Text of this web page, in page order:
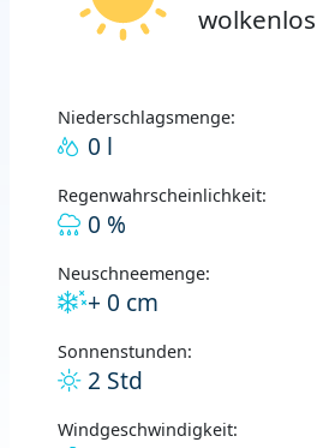
wolkenlos
Niederschlagsmenge:
0 l
Regenwahrscheinlichkeit:
0 %
Neuschneemenge:
+ 0 cm
Sonnenstunden:
2 Std
Windgeschwindigkeit: